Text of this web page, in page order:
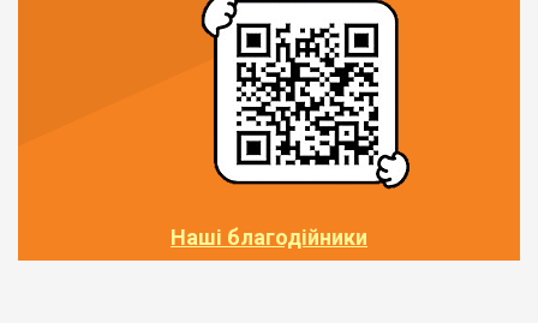
Наші благодійники